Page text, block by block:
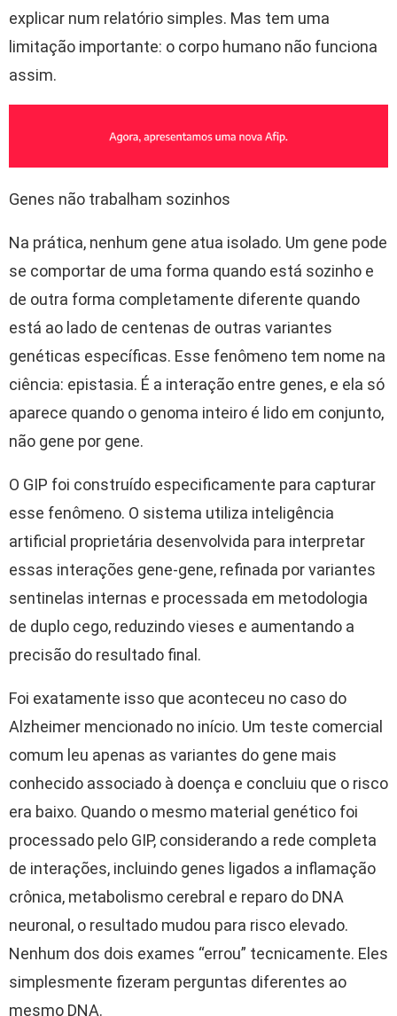
explicar num relatório simples. Mas tem uma
limitação importante: o corpo humano não funciona
assim.
Genes não trabalham sozinhos
Na prática, nenhum gene atua isolado. Um gene pode
se comportar de uma forma quando está sozinho e
de outra forma completamente diferente quando
está ao lado de centenas de outras variantes
genéticas específicas. Esse fenômeno tem nome na
ciência: epistasia. É a interação entre genes, e ela só
aparece quando o genoma inteiro é lido em conjunto,
não gene por gene.
O GIP foi construído especificamente para capturar
esse fenômeno. O sistema utiliza inteligência
artificial proprietária desenvolvida para interpretar
essas interações gene-gene, refinada por variantes
sentinelas internas e processada em metodologia
de duplo cego, reduzindo vieses e aumentando a
precisão do resultado final.
Foi exatamente isso que aconteceu no caso do
Alzheimer mencionado no início. Um teste comercial
comum leu apenas as variantes do gene mais
conhecido associado à doença e concluiu que o risco
era baixo. Quando o mesmo material genético foi
processado pelo GIP, considerando a rede completa
de interações, incluindo genes ligados a inflamação
crônica, metabolismo cerebral e reparo do DNA
neuronal, o resultado mudou para risco elevado.
Nenhum dos dois exames “errou” tecnicamente. Eles
simplesmente fizeram perguntas diferentes ao
mesmo DNA.